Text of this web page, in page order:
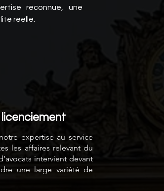
reconnue, une
réelle.
expertise au service
les affaires relevant du
intervient devant
une large variété de